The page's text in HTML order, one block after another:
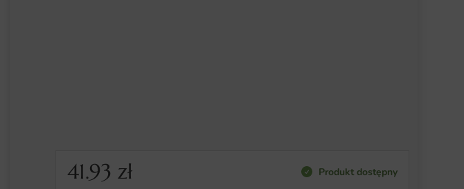
41.93zł Produkt dostępny